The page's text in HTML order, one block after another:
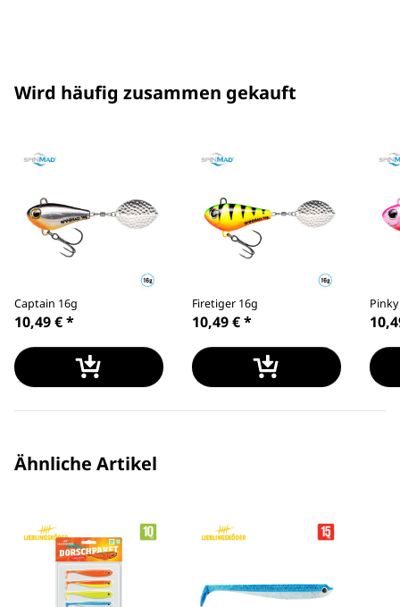
Wird häufig zusammen gekauft
Captain 16g
10,49 €*
Firetiger 16g
10,49 €*
Ähnliche Artikel